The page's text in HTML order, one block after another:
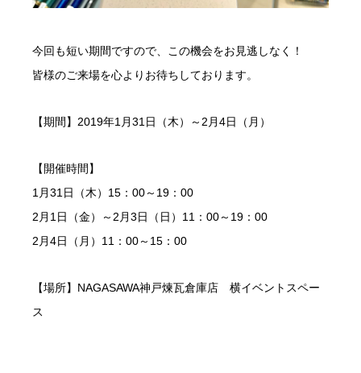
今回も短い期間ですので、この機会をお見逃しなく！
皆様のご来場を心よりお待ちしております。
【期間】2019年1月31日（木）～2月4日（月）
【開催時間】
1月31日（木）15：00～19：00
2月1日（金）～2月3日（日）11：00～19：00
2月4日（月）11：00～15：00
【場所】NAGASAWA神戸煉瓦倉庫店 横イベントスペー
ス